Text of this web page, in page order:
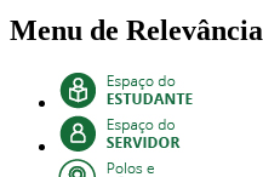
Menu de Relevância